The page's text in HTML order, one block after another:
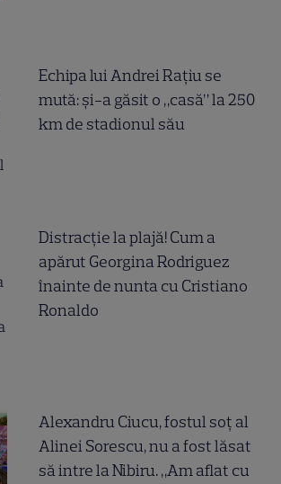
Echipa lui Andrei Rațiu se
mută: și-a găsit o „casă” la 250
km de stadionul său
Distracție la plajă! Cum a
apărut Georgina Rodriguez
înainte de nunta cu Cristiano
Ronaldo
Alexandru Ciucu, fostul soț al
Alinei Sorescu, nu a fost lăsat
să intre la Nibiru. „Am aflat cu